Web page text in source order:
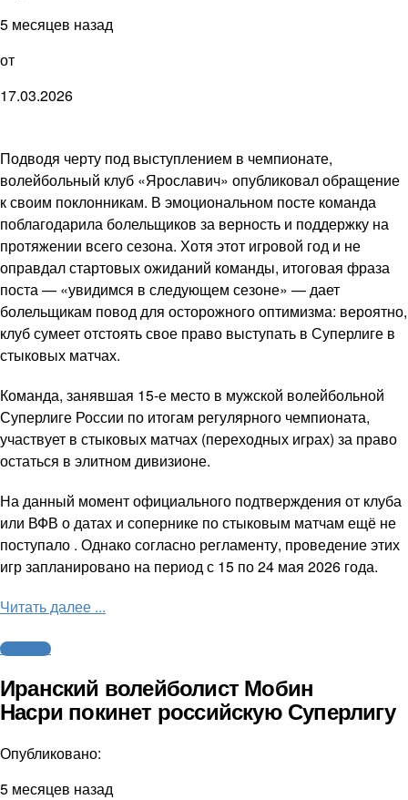
5 месяцев назад
от
17.03.2026
Подводя черту под выступлением в чемпионате,
волейбольный клуб «Ярославич» опубликовал обращение
к своим поклонникам. В эмоциональном посте команда
поблагодарила болельщиков за верность и поддержку на
протяжении всего сезона. Хотя этот игровой год и не
оправдал стартовых ожиданий команды, итоговая фраза
поста — «увидимся в следующем сезоне» — дает
болельщикам повод для осторожного оптимизма: вероятно,
клуб сумеет отстоять свое право выступать в Суперлиге в
стыковых матчах.
Команда, занявшая 15-е место в мужской волейбольной
Суперлиге России по итогам регулярного чемпионата,
участвует в стыковых матчах (переходных играх) за право
остаться в элитном дивизионе.
На данный момент официального подтверждения от клуба
или ВФВ о датах и сопернике по стыковым матчам ещё не
поступало . Однако согласно регламенту, проведение этих
игр запланировано на период с 15 по 24 мая 2026 года.
Читать далее ...
Волейбол
Иранский волейболист Мобин
Насри покинет российскую Суперлигу
Опубликовано:
5 месяцев назад